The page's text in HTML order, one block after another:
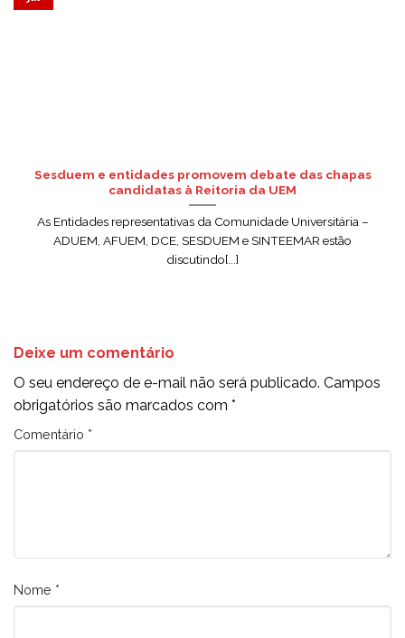
Sesduem e entidades promovem debate das chapas
candidatas à Reitoria da UEM
As Entidades representativas da Comunidade Universitária –
ADUEM, AFUEM, DCE, SESDUEM e SINTEEMAR estão
discutindo[...]
Deixe um comentário
O seu endereço de e-mail não será publicado. Campos
obrigatórios são marcados com *
Comentário *
Nome *